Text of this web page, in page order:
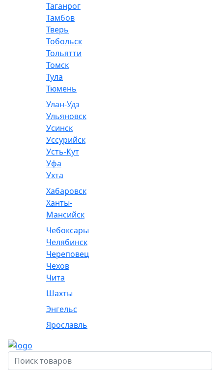
Таганрог
Тамбов
Тверь
Тобольск
Тольятти
Томск
Тула
Тюмень
Улан-Удэ
Ульяновск
Усинск
Уссурийск
Усть-Кут
Уфа
Ухта
Хабаровск
Ханты-
Мансийск
Чебоксары
Челябинск
Череповец
Чехов
Чита
Шахты
Энгельс
Ярославль